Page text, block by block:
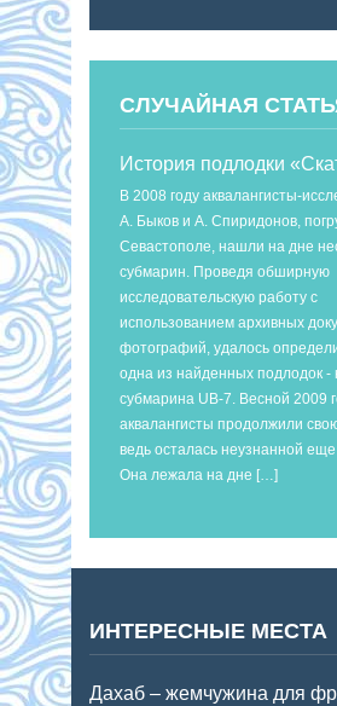
СЛУЧАЙНАЯ
История подлодки
В 2008 году аквалангисты-
А. Быков и А. Спиридонов,
Севастополе, нашли на дне
субмарин. Проведя обширную
исследовательскую работу с
использованием архивных
фотографий, удалось
одна из найденных подлодок -
субмарина UB-7. Весной 2009
аквалангисты продолжили
ведь осталась неузнанной еще
Она лежала на дне […]
ИНТЕРЕСНЫЕ МЕСТА
Дахаб – жемчужина для